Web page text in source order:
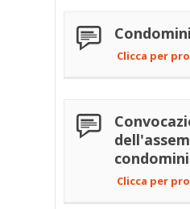
Clicca per
Clicca per